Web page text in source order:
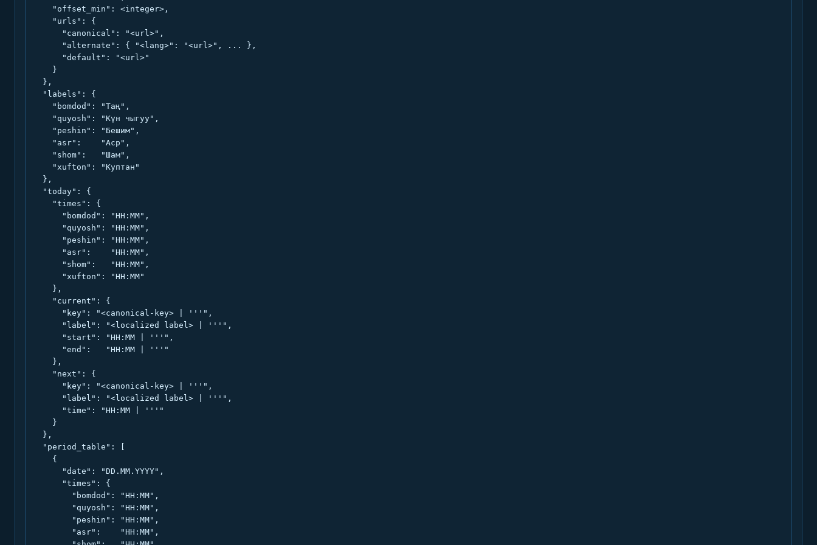
    "offset_min": <integer>,
    "urls": {
      "canonical": "<url>",
      "alternate": { "<lang>": "<url>", ... },
      "default": "<url>"
    }
  },
  "labels": {
    "bomdod": "Таң",
    "quyosh": "Күн чыгуу",
    "peshin": "Бешим",
    "asr":    "Аср",
    "shom":   "Шам",
    "xufton": "Куптан"
  },
  "today": {
    "times": {
      "bomdod": "HH:MM",
      "quyosh": "HH:MM",
      "peshin": "HH:MM",
      "asr":    "HH:MM",
      "shom":   "HH:MM",
      "xufton": "HH:MM"
    },
    "current": {
      "key": "<canonical-key> | '''",
      "label": "<localized label> | '''",
      "start": "HH:MM | '''",
      "end":   "HH:MM | '''"
    },
    "next": {
      "key": "<canonical-key> | '''",
      "label": "<localized label> | '''",
      "time": "HH:MM | '''"
    }
  },
  "period_table": [
    {
      "date": "DD.MM.YYYY",
      "times": {
        "bomdod": "HH:MM",
        "quyosh": "HH:MM",
        "peshin": "HH:MM",
        "asr":    "HH:MM",